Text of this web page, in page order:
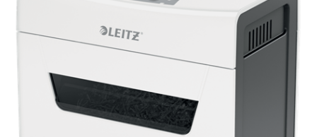
Hartie si articole din hartie
Bibliorafturi, caiete mecanice,
Capsatoare, capse si perforatoare
Caiete si blocnotesuri
Dosare, folii protectie si mape